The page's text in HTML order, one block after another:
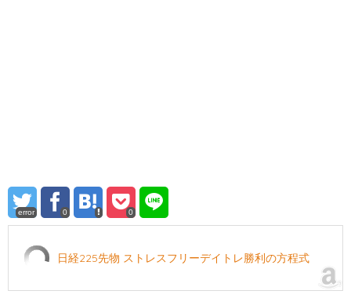
error 0 0
日経225先物 ストレスフリーデイトレ勝利の方程式